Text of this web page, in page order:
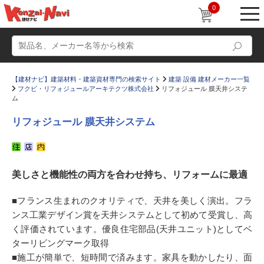
0
動画
かたなび コラム
Q＆A 販売・施工代理店募集
お気に入り
【建材ナビ】建築材料・建築資材専門の検索サイト
建築 設備 建材メーカー一覧
フクビ・リフォジュールアーキテクツ株式会社
リフォジュール 膜天井システ
ム
リフォジュール 膜天井システム
美しさと機能性の両方を合わせ持ち、リフォームに最適
■フランス生まれのクオリティで、天井を美しく演出。フラ
ンス工業デザイン賞を天井システムとして初めて受賞し、高
く評価されています。優良住宅部品(天井ユニット)としてベ
ターリビングマーク取得
■施工が簡単で、短時間で済みます。家具を動かしたり、面